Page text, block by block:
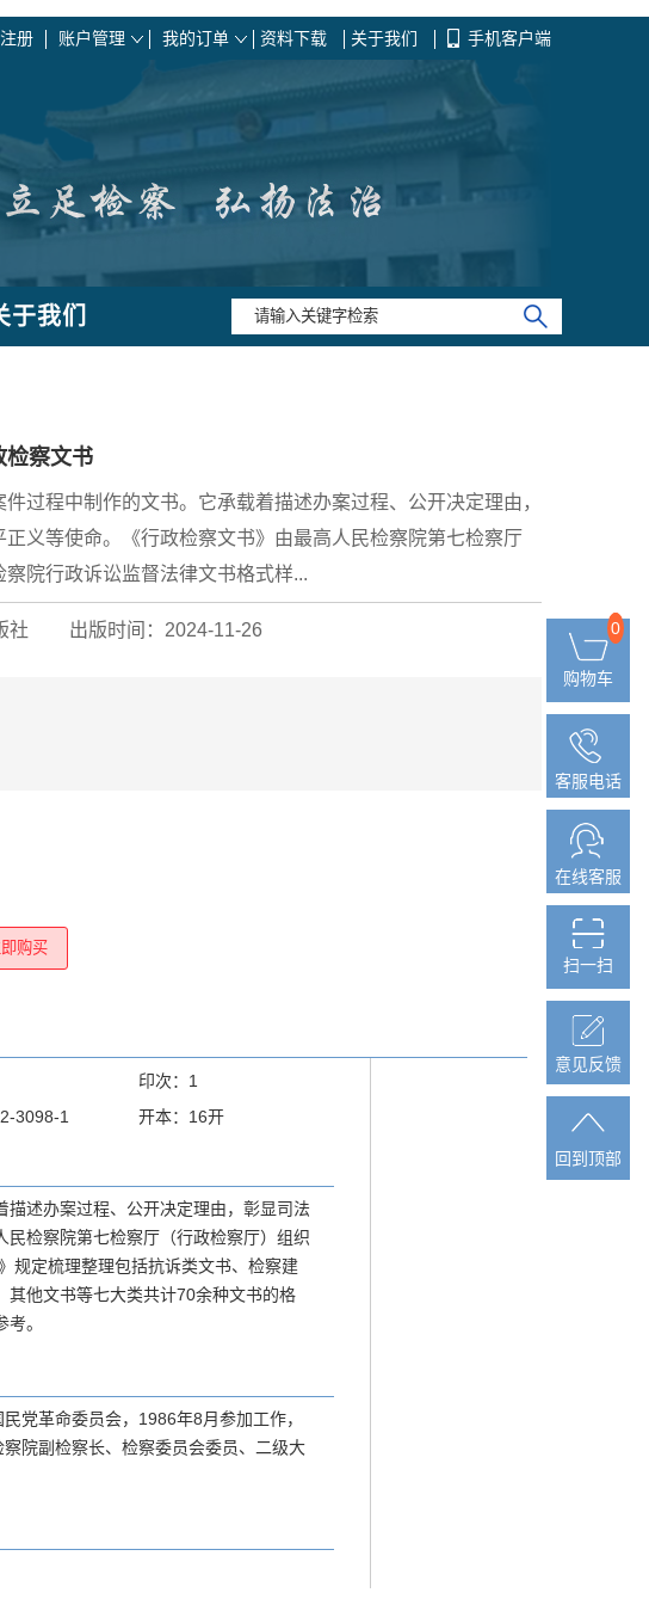
注册 账户管理 我的订单 资料下载 关于我们 手机客户端
于我们
察文书
过程中制作的文书。它承载着描述办案过程、公开决定理由，
义等使命。《行政检察文书》由最高人民检察院第七检察厅
察院行政诉讼监督法律文书格式样...
社 出版时间：2024-11-26
购买
印次：1
3098-1 开本：16开
述办案过程、公开决定理由，彰显司法
检察院第七检察厅（行政检察厅）组织
规定梳理整理包括抗诉类文书、检察建
其他文书等七大类共计70余种文书的格
。
党革命委员会，1986年8月参加工作，
院副检察长、检察委员会委员、二级大
0
购物车
客服电话
在线客服
扫一扫
意见反馈
回到顶部
0
购物车
客服电话
在线客服
扫一扫
意见反馈
回到顶部